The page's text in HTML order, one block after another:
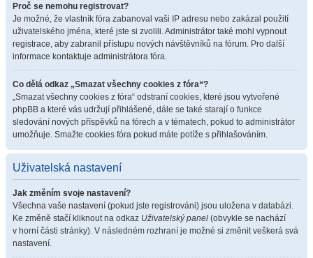
Proč se nemohu registrovat?
Je možné, že vlastník fóra zabanoval vaši IP adresu nebo zakázal použití
uživatelského jména, které jste si zvolili. Administrátor také mohl vypnout
registrace, aby zabranil přístupu nových návštěvníků na fórum. Pro další
informace kontaktuje administrátora fóra.
Co dělá odkaz „Smazat všechny cookies z fóra“?
„Smazat všechny cookies z fóra“ odstraní cookies, které jsou vytvořené
phpBB a které vás udržují přihlášené, dále se také starají o funkce
sledování nových příspěvků na fórech a v tématech, pokud to administrátor
umožňuje. Smažte cookies fóra pokud máte potíže s přihlašováním.
Uživatelská nastavení
Jak změním svoje nastavení?
Všechna vaše nastavení (pokud jste registrováni) jsou uložena v databázi.
Ke změně stačí kliknout na odkaz Uživatelský panel (obvykle se nachází
v horní části stránky). V následném rozhraní je možné si změnit veškerá svá
nastavení.